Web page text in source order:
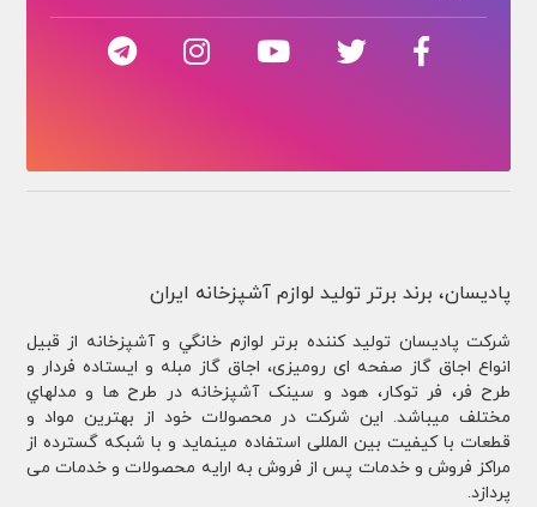
پادیسان، برند برتر تولید لوازم آشپزخانه ایران
شركت پادیسان توليد کننده برتر لوازم خانگي و آشپزخانه از قبيل
انواع اجاق گاز صفحه ای رومیزی، اجاق گاز مبله و ایستاده فردار و
طرح فر، فر توكار، هود و سینک آشپزخانه در طرح ها و مدلهاي
مختلف ميباشد. این شرکت در محصولات خود از بهترین مواد و
قطعات با کیفیت بین المللی استفاده مینماید و با شبکه گسترده از
مراکز فروش و خدمات پس از فروش به ارایه محصولات و خدمات می
پردازد.